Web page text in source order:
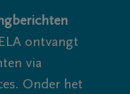
ontvangt
via
Onder het